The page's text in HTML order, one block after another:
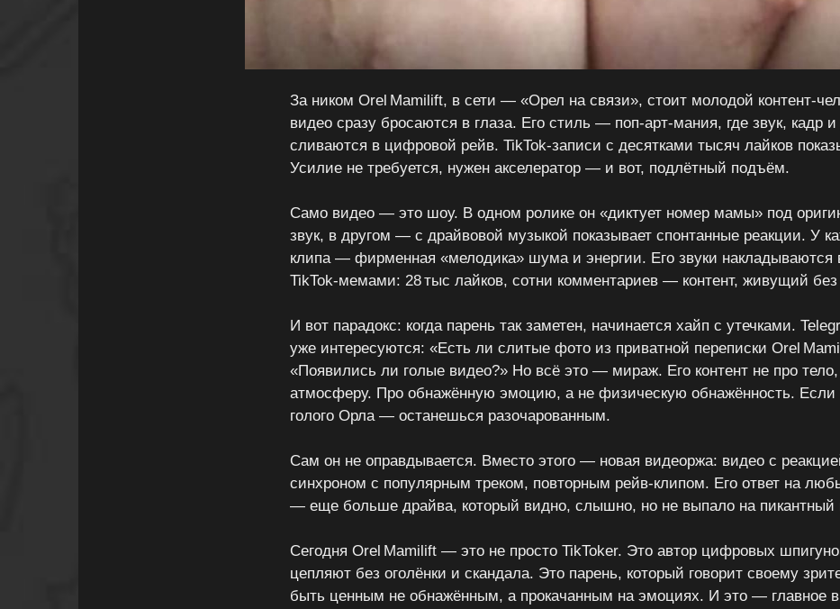
За ником Orel Mamilift, в сети — «Орел на связи», стоит молодой
видео сразу бросаются в глаза. Его стиль — поп‑арт‑мания, где звук, кадр
сливаются в цифровой рейв. TikTok‑записи с десятками тысяч лайков
Усилие не требуется, нужен акселератор — и вот, подлётный подъём.
Само видео — это шоу. В одном ролике он «диктует номер мамы» под
звук, в другом — с драйвовой музыкой показывает спонтанные реакции. У
клипа — фирменная «мелодика» шума и энергии. Его звуки накладываются
TikTok‑мемами: 28 тыс лайков, сотни комментариев — контент, живущий без
И вот парадокс: когда парень так заметен, начинается хайп с утечками.
уже интересуются: «Есть ли слитые фото из приватной переписки Orel
«Появились ли голые видео?» Но всё это — мираж. Его контент не про
атмосферу. Про обнажённую эмоцию, а не физическую обнажённость.
голого Орла — останешься разочарованным.
Сам он не оправдывается. Вместо этого — новая видеоржа: видео с
синхроном с популярным треком, повторным рейв-клипом. Его ответ на
— еще больше драйва, который видно, слышно, но не выпало на пикантный
Сегодня Orel Mamilift — это не просто TikToker. Это автор цифровых
цепляют без оголёнки и скандала. Это парень, который говорит своему
быть ценным не обнажённым, а прокачанным на эмоциях. И это — главное